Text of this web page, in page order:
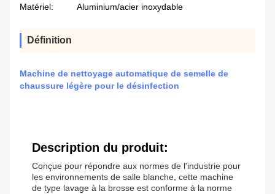
Matériel:
Aluminium/acier inoxydable
Définition
Machine de nettoyage automatique de semelle de
chaussure légère pour le désinfection
Description du produit:
Conçue pour répondre aux normes de l'industrie pour
les environnements de salle blanche, cette machine
de type lavage à la brosse est conforme à la norme